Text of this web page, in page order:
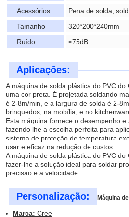
Acessórios
Pena de solda,
Tamanho
320*200*240mm
Ruído
≤75dB
Aplicações:
A máquina de solda plástica do PVC
uma cor preta. É projetada soldando
é 2-8m/min, e a largura de solda é 2-
brinquedos, na mobília, e no
Esta máquina fornece o desempenho
fazendo lhe a escolha perfeita para
sistema de proteção de temperatura
usar e eficaz na redução de custos.
A máquina de solda plástica do PVC
fazer-lhe a solução ideal para soldar
precisão e a velocidade.
Personalização: Máquina
Marca: Cree